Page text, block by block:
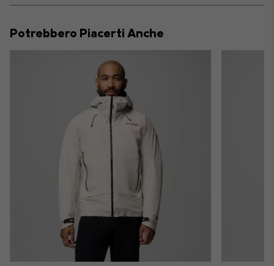
or
Potrebbero Piacerti Anche